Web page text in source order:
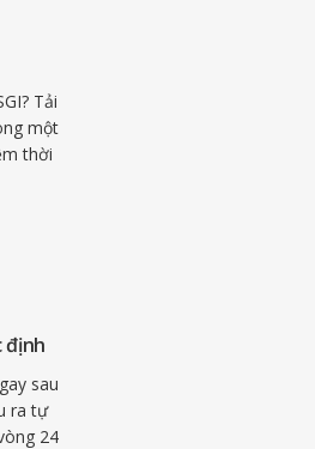
Tải
một
thời
định
sau
ra tự
24